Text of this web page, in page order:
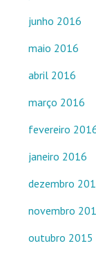
junho 2016
maio 2016
abril 2016
março 2016
fevereiro
janeiro 2016
dezembro
novembro
outubro 2015